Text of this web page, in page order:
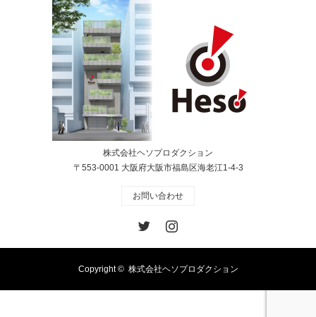
株式会社ヘソプロダクション
〒553-0001 大阪府大阪市福島区海老江1-4-3
お問い合わせ
Copyright © 株式会社ヘソプロダクション